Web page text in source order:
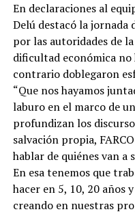
En declaraciones al
Delú destacó la jornada
por las autoridades de
dificultad económica no
contrario doblegaron
“Que nos hayamos
laburo en el marco de
profundizan los
salvación propia,
hablar de quiénes van a
En esa tenemos que
hacer en 5, 10, 20 años
creando en nuestras